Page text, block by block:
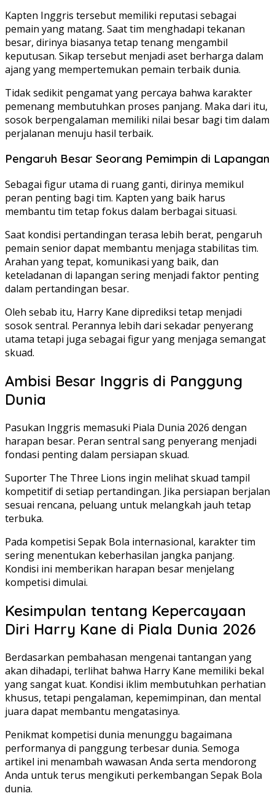
Kapten Inggris tersebut memiliki reputasi sebagai
pemain yang matang. Saat tim menghadapi tekanan
besar, dirinya biasanya tetap tenang mengambil
keputusan. Sikap tersebut menjadi aset berharga dalam
ajang yang mempertemukan pemain terbaik dunia.
Tidak sedikit pengamat yang percaya bahwa karakter
pemenang membutuhkan proses panjang. Maka dari itu,
sosok berpengalaman memiliki nilai besar bagi tim dalam
perjalanan menuju hasil terbaik.
Pengaruh Besar Seorang Pemimpin di Lapangan
Sebagai figur utama di ruang ganti, dirinya memikul
peran penting bagi tim. Kapten yang baik harus
membantu tim tetap fokus dalam berbagai situasi.
Saat kondisi pertandingan terasa lebih berat, pengaruh
pemain senior dapat membantu menjaga stabilitas tim.
Arahan yang tepat, komunikasi yang baik, dan
keteladanan di lapangan sering menjadi faktor penting
dalam pertandingan besar.
Oleh sebab itu, Harry Kane diprediksi tetap menjadi
sosok sentral. Perannya lebih dari sekadar penyerang
utama tetapi juga sebagai figur yang menjaga semangat
skuad.
Ambisi Besar Inggris di Panggung
Dunia
Pasukan Inggris memasuki Piala Dunia 2026 dengan
harapan besar. Peran sentral sang penyerang menjadi
fondasi penting dalam persiapan skuad.
Suporter The Three Lions ingin melihat skuad tampil
kompetitif di setiap pertandingan. Jika persiapan berjalan
sesuai rencana, peluang untuk melangkah jauh tetap
terbuka.
Pada kompetisi Sepak Bola internasional, karakter tim
sering menentukan keberhasilan jangka panjang.
Kondisi ini memberikan harapan besar menjelang
kompetisi dimulai.
Kesimpulan tentang Kepercayaan
Diri Harry Kane di Piala Dunia 2026
Berdasarkan pembahasan mengenai tantangan yang
akan dihadapi, terlihat bahwa Harry Kane memiliki bekal
yang sangat kuat. Kondisi iklim membutuhkan perhatian
khusus, tetapi pengalaman, kepemimpinan, dan mental
juara dapat membantu mengatasinya.
Penikmat kompetisi dunia menunggu bagaimana
performanya di panggung terbesar dunia. Semoga
artikel ini menambah wawasan Anda serta mendorong
Anda untuk terus mengikuti perkembangan Sepak Bola
dunia.